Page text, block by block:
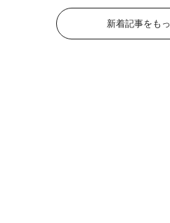
新着記事をも